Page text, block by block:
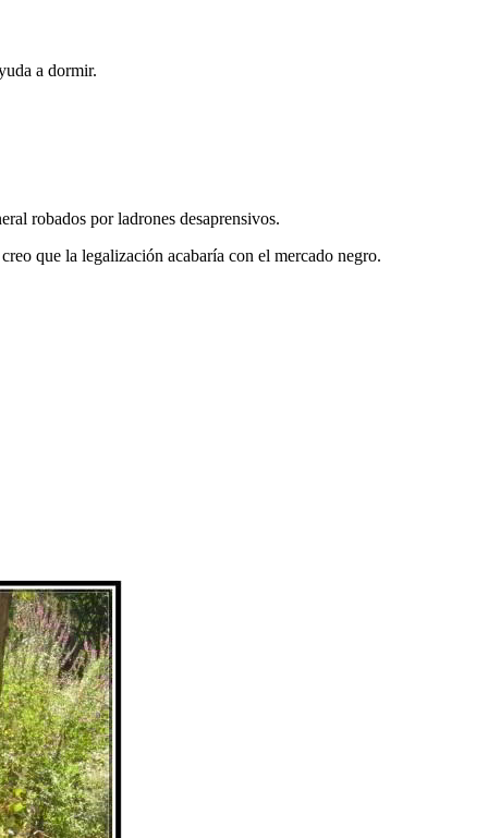
a dormir.
robados por ladrones desaprensivos.
que la legalización acabaría con el mercado negro.